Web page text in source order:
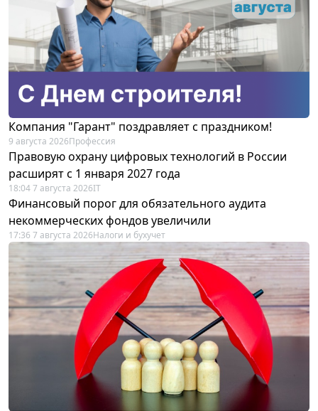
Компания "Гарант" поздравляет с праздником!
9 августа 2026Профессия
Правовую охрану цифровых технологий в России
расширят с 1 января 2027 года
18:04 7 августа 2026IT
Финансовый порог для обязательного аудита
некоммерческих фондов увеличили
17:36 7 августа 2026Налоги и бухучет